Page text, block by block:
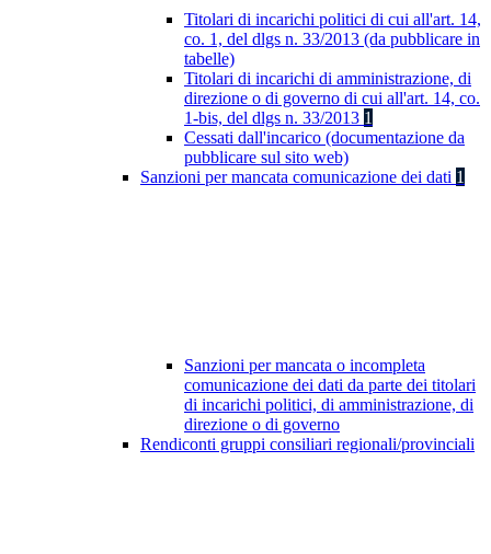
Titolari di incarichi politici di cui all'art. 14,
co. 1, del dlgs n. 33/2013 (da pubblicare in
tabelle)
Titolari di incarichi di amministrazione, di
direzione o di governo di cui all'art. 14, co.
1-bis, del dlgs n. 33/2013 1
Cessati dall'incarico (documentazione da
pubblicare sul sito web)
Sanzioni per mancata comunicazione dei dati 1
Sanzioni per mancata o incompleta
comunicazione dei dati da parte dei titolari
di incarichi politici, di amministrazione, di
direzione o di governo
Rendiconti gruppi consiliari regionali/provinciali